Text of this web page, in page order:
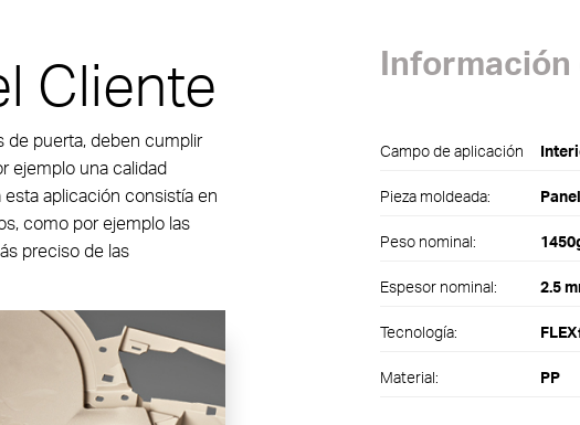
Mold
Series
Cliente
de puerta, deben cumplir
ejemplo una calidad
aplicación consistía en
como por ejemplo las
preciso de las
Información
Campo de aplicación
Pieza moldeada:
Peso nominal:
Espesor nominal: 2.5
Tecnología:
Material: PP